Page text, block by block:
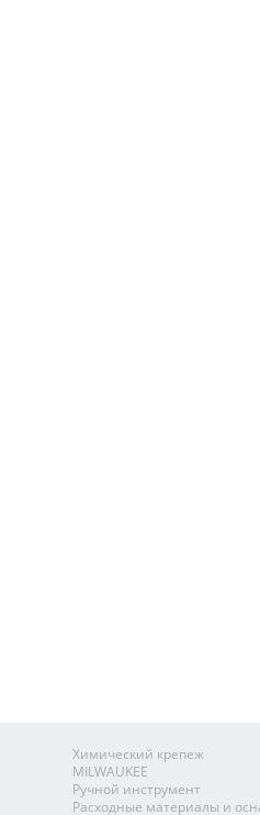
Химический крепеж
MILWAUKEE
Ручной инструмент
Расходные материалы и